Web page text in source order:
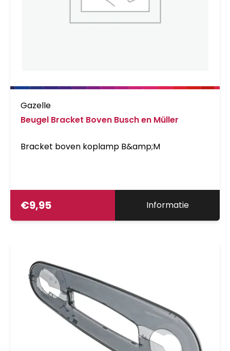
Gazelle
Beugel Bracket Boven Busch en Müller
Bracket boven koplamp B&amp;M
€9,95 Informatie